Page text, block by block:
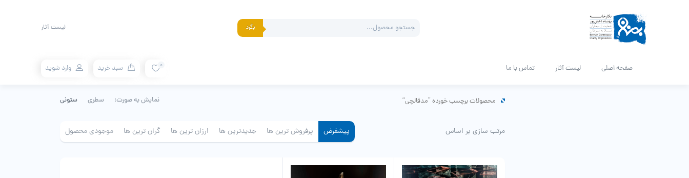
search بگرد لیست آثار
صفحه اصلی لیست آثار تماس با ما 0 سبد خرید وارد شوید
محصولات برچسب خورده “مدقالچی” نمایش به صورت: سطری ستونی
مرتب سازی بر اساس پیشفرض پرفروش ترین ها جدیدترین ها ارزان ترین ها گران ترین ها موجودی محصول